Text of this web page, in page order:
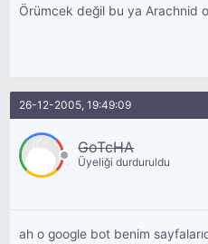
Örümcek değil bu ya Arachnid
26-12-2005, 19:49:09
GoTcHA
Üyeliği durduruldu
ah o google bot benim